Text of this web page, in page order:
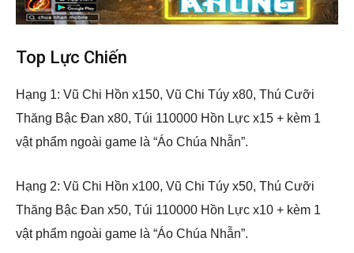
Top Lực Chiến
Hạng 1: Vũ Chi Hồn x150, Vũ Chi Túy x80, Thú Cưỡi
Thăng Bậc Đan x80, Túi 110000 Hồn Lực x15 + kèm 1
vật phẩm ngoài game là “Áo Chúa Nhẫn”.
Hạng 2: Vũ Chi Hồn x100, Vũ Chi Túy x50, Thú Cưỡi
Thăng Bậc Đan x50, Túi 110000 Hồn Lực x10 + kèm 1
vật phẩm ngoài game là “Áo Chúa Nhẫn”.